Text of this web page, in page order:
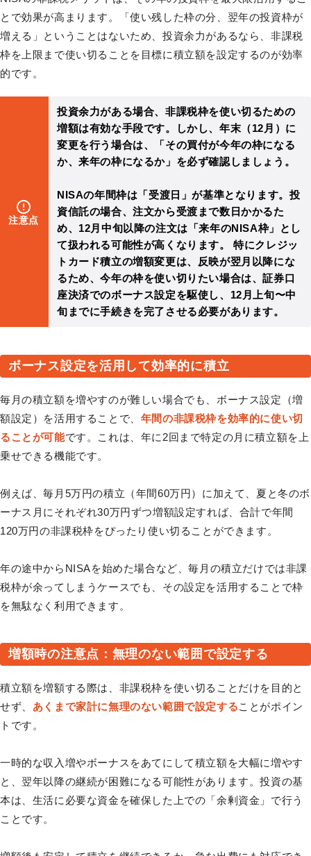
とで効果が高まります。「使い残した枠の分、翌年の投資枠が
増える」ということはないため、投資余力があるなら、非課税
枠を上限まで使い切ることを目標に積立額を設定するのが効率
的です。
注意点
投資余力がある場合、非課税枠を使い切るための
増額は有効な手段です。しかし、年末（12月）に
変更を行う場合は、「その買付が今年の枠になる
か、来年の枠になるか」を必ず確認しましょう。
NISAの年間枠は「受渡日」が基準となります。投
資信託の場合、注文から受渡まで数日かかるた
め、12月中旬以降の注文は「来年のNISA枠」とし
て扱われる可能性が高くなります。 特にクレジッ
トカード積立の増額変更は、反映が翌月以降にな
るため、今年の枠を使い切りたい場合は、証券口
座決済でのボーナス設定を駆使し、12月上旬〜中
旬までに手続きを完了させる必要があります。
ボーナス設定を活用して効率的に積立
毎月の積立額を増やすのが難しい場合でも、ボーナス設定（増
額設定）を活用することで、 年間の非課税枠を効率的に使い切
ることが可能です。これは、年に2回まで特定の月に積立額を上
乗せできる機能です。
例えば、毎月5万円の積立（年間60万円）に加えて、夏と冬のボ
ーナス月にそれぞれ30万円ずつ増額設定すれば、合計で年間
120万円の非課税枠をぴったり使い切ることができます。
年の途中からNISAを始めた場合など、毎月の積立だけでは非課
税枠が余ってしまうケースでも、その設定を活用することで枠
を無駄なく利用できます。
増額時の注意点：無理のない範囲で設定する
積立額を増額する際は、非課税枠を使い切ることだけを目的と
せず、 あくまで家計に無理のない範囲で設定することがポイン
トです。
一時的な収入増やボーナスをあてにして積立額を大幅に増やす
と、翌年以降の継続が困難になる可能性があります。投資の基
本は、生活に必要な資金を確保した上での「余剰資金」で行う
ことです。